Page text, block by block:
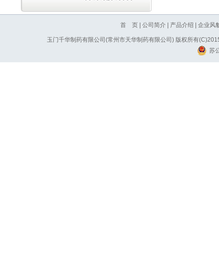
首 页 公司简介 产品介绍 企业风
玉门千华制药有限公司(常州市天华制药有限公司)版权所有
苏